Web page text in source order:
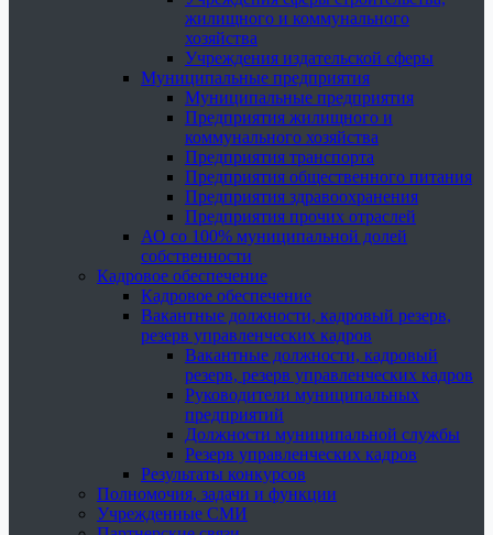
жилищного и коммунального
хозяйства
Учреждения издательской сферы
Муниципальные предприятия
Муниципальные предприятия
Предприятия жилищного и
коммунального хозяйства
Предприятия транспорта
Предприятия общественного питания
Предприятия здравоохранения
Предприятия прочих отраслей
АО со 100% муниципальной долей
собственности
Кадровое обеспечение
Кадровое обеспечение
Вакантные должности, кадровый резерв,
резерв управленческих кадров
Вакантные должности, кадровый
резерв, резерв управленческих кадров
Руководители муниципальных
предприятий
Должности муниципальной службы
Резерв управленческих кадров
Результаты конкурсов
Полномочия, задачи и функции
Учрежденные СМИ